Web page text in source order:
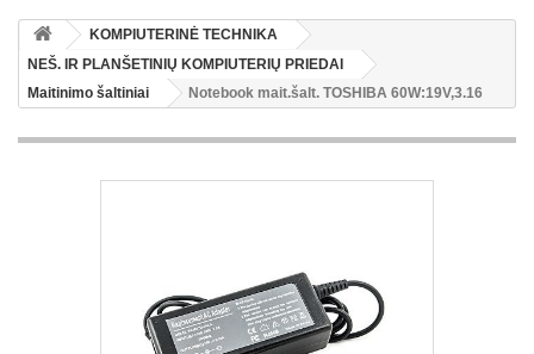
KOMPIUTERINĖ TECHNIKA
NEŠ. IR PLANŠETINIŲ KOMPIUTERIŲ PRIEDAI
Maitinimo šaltiniai
Notebook mait.šalt. TOSHIBA 60W:19V,3.16